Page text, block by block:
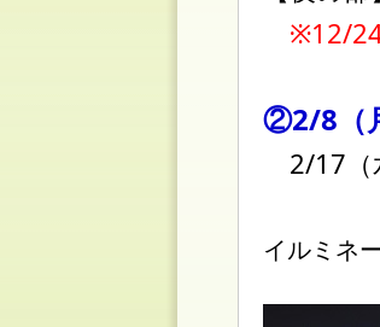
※12/24
②2/8（
2/17（
イルミネ